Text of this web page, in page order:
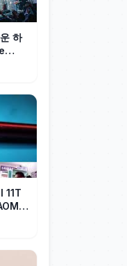
하
11T